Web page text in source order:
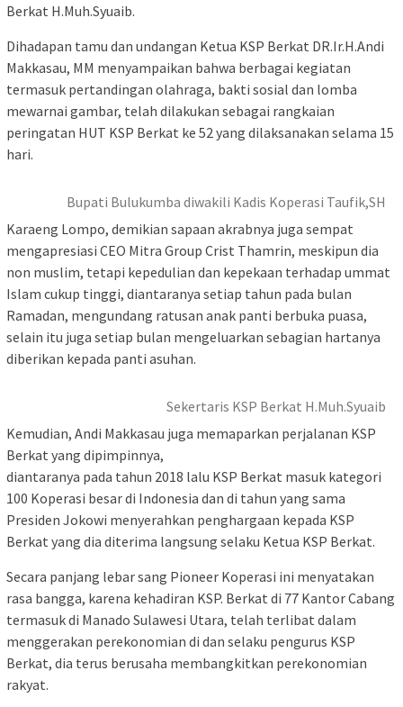
Berkat H.Muh.Syuaib.
Dihadapan tamu dan undangan Ketua KSP Berkat DR.Ir.H.Andi
Makkasau, MM menyampaikan bahwa berbagai kegiatan
termasuk pertandingan olahraga, bakti sosial dan lomba
mewarnai gambar, telah dilakukan sebagai rangkaian
peringatan HUT KSP Berkat ke 52 yang dilaksanakan selama 15
hari.
Bupati Bulukumba diwakili Kadis Koperasi Taufik,SH
Karaeng Lompo, demikian sapaan akrabnya juga sempat
mengapresiasi CEO Mitra Group Crist Thamrin, meskipun dia
non muslim, tetapi kepedulian dan kepekaan terhadap ummat
Islam cukup tinggi, diantaranya setiap tahun pada bulan
Ramadan, mengundang ratusan anak panti berbuka puasa,
selain itu juga setiap bulan mengeluarkan sebagian hartanya
diberikan kepada panti asuhan.
Sekertaris KSP Berkat H.Muh.Syuaib
Kemudian, Andi Makkasau juga memaparkan perjalanan KSP
Berkat yang dipimpinnya,
diantaranya pada tahun 2018 lalu KSP Berkat masuk kategori
100 Koperasi besar di Indonesia dan di tahun yang sama
Presiden Jokowi menyerahkan penghargaan kepada KSP
Berkat yang dia diterima langsung selaku Ketua KSP Berkat.
Secara panjang lebar sang Pioneer Koperasi ini menyatakan
rasa bangga, karena kehadiran KSP. Berkat di 77 Kantor Cabang
termasuk di Manado Sulawesi Utara, telah terlibat dalam
menggerakan perekonomian di dan selaku pengurus KSP
Berkat, dia terus berusaha membangkitkan perekonomian
rakyat.